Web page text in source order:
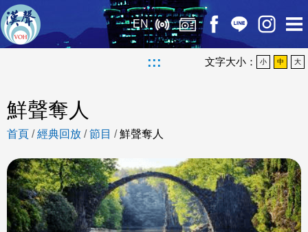
EN
::: 文字大小： 小 中 大
鮮聲奪人
首頁 /經典回放 /節目 /鮮聲奪人